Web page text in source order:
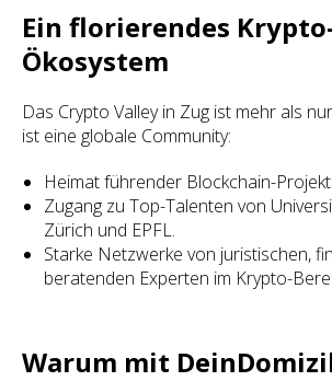
Ein florierendes
Ökosystem
Das Crypto Valley in Zug ist mehr als
ist eine globale Community:
Heimat führender Blockchain-
Zugang zu Top-Talenten von
Zürich und EPFL.
Starke Netzwerke von juristischen,
beratenden Experten im Krypto-
Warum mit